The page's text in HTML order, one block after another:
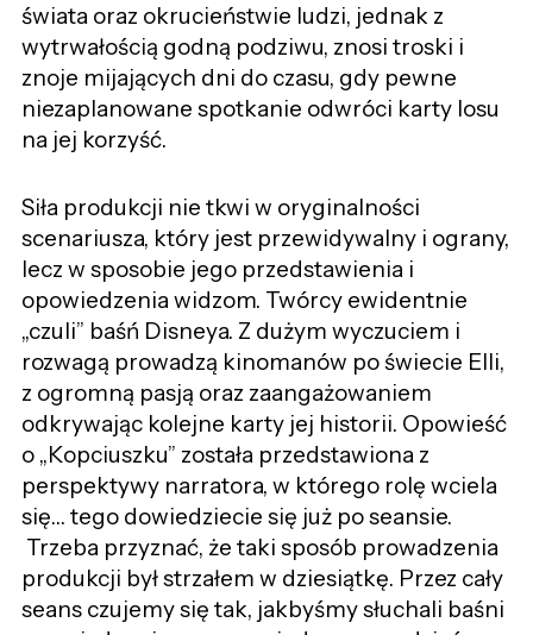
świata oraz okrucieństwie ludzi, jednak z
wytrwałością godną podziwu, znosi troski i
znoje mijających dni do czasu, gdy pewne
niezaplanowane spotkanie odwróci karty losu
na jej korzyść.
Siła produkcji nie tkwi w oryginalności
scenariusza, który jest przewidywalny i ograny,
lecz w sposobie jego przedstawienia i
opowiedzenia widzom. Twórcy ewidentnie
„czuli” baśń Disneya. Z dużym wyczuciem i
rozwagą prowadzą kinomanów po świecie Elli,
z ogromną pasją oraz zaangażowaniem
odkrywając kolejne karty jej historii. Opowieść
o „Kopciuszku” została przedstawiona z
perspektywy narratora, w którego rolę wciela
się… tego dowiedziecie się już po seansie.
Trzeba przyznać, że taki sposób prowadzenia
produkcji był strzałem w dziesiątkę. Przez cały
seans czujemy się tak, jakbyśmy słuchali baśni